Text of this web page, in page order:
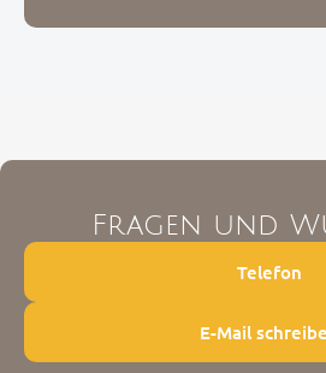
Fragen und
Telefon
E-Mail